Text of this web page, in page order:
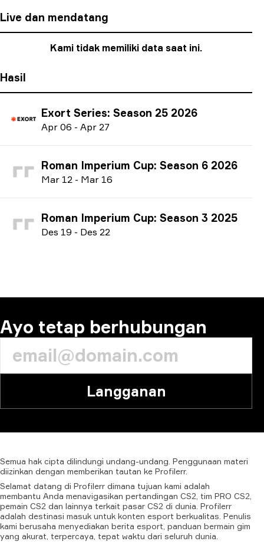
Live dan mendatang
Kami tidak memiliki data saat ini.
Hasil
Exort Series: Season 25 2026
Apr 06 - Apr 27
Roman Imperium Cup: Season 6 2026
Mar 12 - Mar 16
Roman Imperium Cup: Season 3 2025
Des 19 - Des 22
Ayo tetap berhubungan
Langganan
Semua hak cipta dilindungi undang-undang. Penggunaan materi
diizinkan dengan memberikan tautan ke Profilerr.
Selamat datang di Profilerr dimana tujuan kami adalah
membantu Anda menavigasikan pertandingan CS2, tim PRO CS2,
pemain CS2 dan lainnya terkait pasar CS2 di dunia. Profilerr
adalah destinasi masuk untuk konten esport berkualitas. Penulis
kami berusaha menyediakan berita esport, panduan bermain gim
yang akurat, terpercaya, tepat waktu dari seluruh dunia.